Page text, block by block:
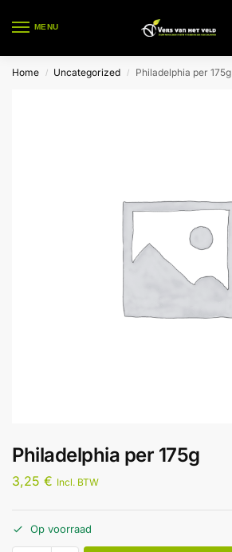
MENU
Home / Uncategorized / Philadelphia per 175g
Philadelphia per 175g
3,25 € Incl. BTW
Op voorraad